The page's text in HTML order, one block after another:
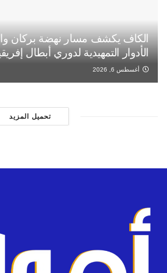
الكاف يكشف مسار نهضة بركان
الأدوار التمهيدية لدوري أبطال
أغسطس 6, 2026
تحميل المزيد